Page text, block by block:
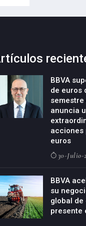
BBVA
de euros
semestre
anuncia
acciones
euros
30-Julio-
BBVA
su
global
presente